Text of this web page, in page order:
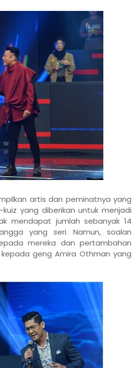
artis dan peminatnya yang
yang diberikan untuk menjadi
mendapat jumlah sebanyak 14
yang seri. Namun, soalan
mereka dan pertambahan
geng Amira Othman yang